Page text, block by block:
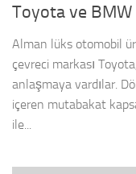
Toyota ve
Alman lüks otomobil
çevreci markası
anlaşmaya vardılar.
içeren mutabakat
ile...